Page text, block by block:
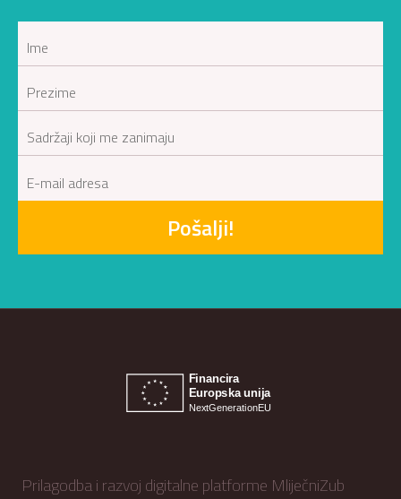
Pošalji!
Prilagodba i razvoj digitalne platforme MliječniZub